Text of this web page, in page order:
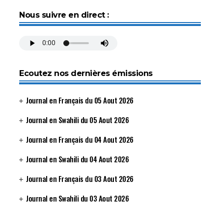
Nous suivre en direct :
Ecoutez nos dernières émissions
Journal en Français du 05 Aout 2026
Journal en Swahili du 05 Aout 2026
Journal en Français du 04 Aout 2026
Journal en Swahili du 04 Aout 2026
Journal en Français du 03 Aout 2026
Journal en Swahili du 03 Aout 2026